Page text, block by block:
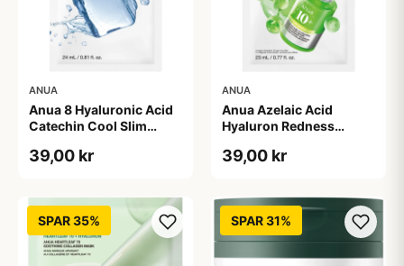
ANUA
Anua 8 Hyaluronic Acid
Catechin Cool Slim
39,00 kr
ANUA
Anua Azelaic Acid
Hyaluron Redness
pieces
39,00 kr
SPAR 35% SPAR 31%